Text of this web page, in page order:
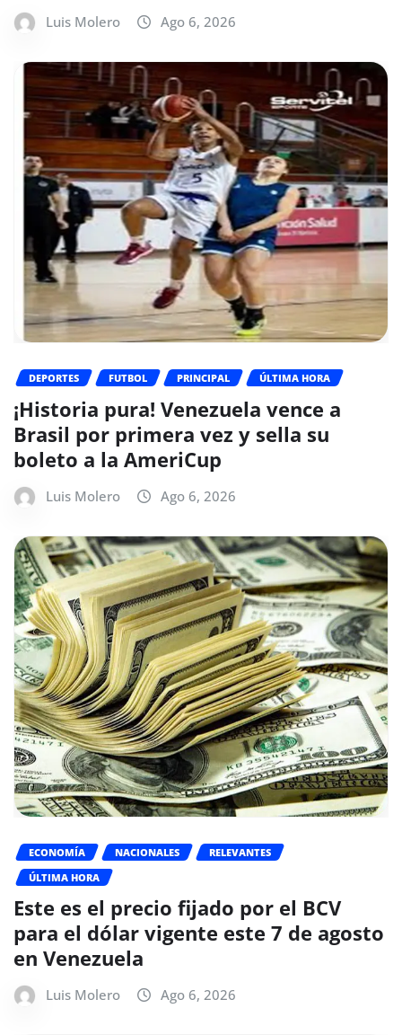
Luis Molero Ago 6, 2026
DEPORTES FUTBOL PRINCIPAL ÚLTIMA HORA
¡Historia pura! Venezuela vence a
Brasil por primera vez y sella su
boleto a la AmeriCup
Luis Molero Ago 6, 2026
ECONOMÍA NACIONALES
RELEVANTES
ÚLTIMA HORA
Este es el precio fijado por el BCV
para el dólar vigente este 7 de agosto
en Venezuela
Luis Molero Ago 6, 2026